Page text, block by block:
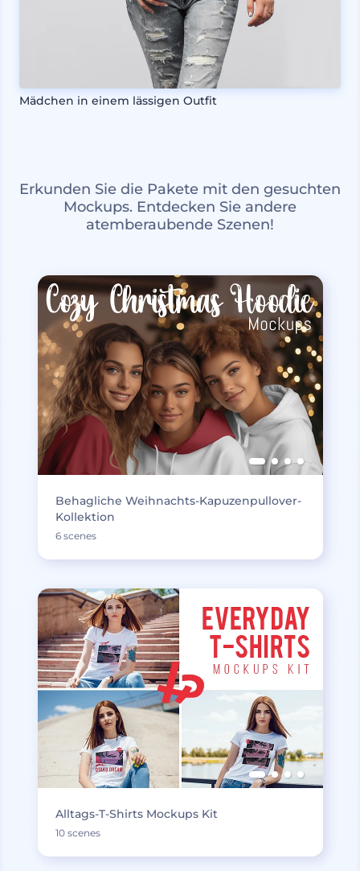
Mädchen in einem lässigen Outfit
Erkunden Sie die Pakete mit den gesuchten
Mockups. Entdecken Sie andere
atemberaubende Szenen!
Behagliche Weihnachts-Kapuzenpullover-
Kollektion
6 scenes
Alltags-T-Shirts Mockups Kit
10 scenes